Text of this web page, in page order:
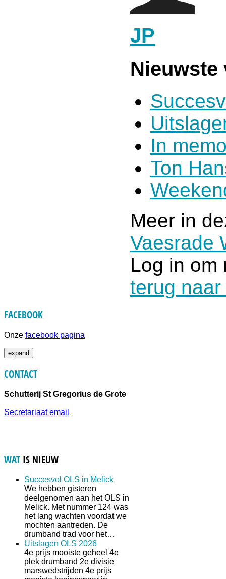
JP
Nieuwste
In
Ton
Meer in
Vaesrade
Log in om
terug
FACEBOOK
Onze facebook pagina
expand
CONTACT
Schutterij St Gregorius de Grote
Secretariaat email
WAT IS NIEUW
Succesvol OLS in Melick
We hebben gisteren
deelgenomen aan het OLS in
Melick. Met nummer 124 was
het lang wachten voordat we
mochten aantreden. De
drumband trad voor het…
Uitslagen OLS 2026
4e prijs mooiste geheel 4e
plek drumband 2e divisie
marswedstrijden 4e prijs